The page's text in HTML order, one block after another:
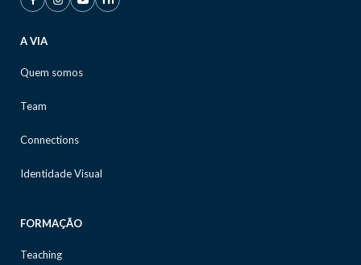
A VIA
Quem somos
Team
Connections
Identidade Visual
FORMAÇÃO
Teaching